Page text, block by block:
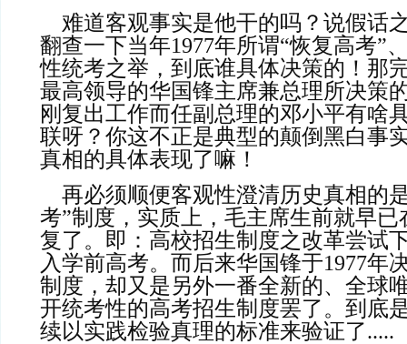
翻查一下当年1977年所谓“恢复高考”
性统考之举，到底谁具体决策的！那
最高领导的华国锋主席兼总理所决策
刚复出工作而任副总理的邓小平有啥
联呀？你这不正是典型的颠倒黑白事
真相的具体表现了嘛！
考”制度，实质上，毛主席生前就早已
复了。即：高校招生制度之改革尝试
入学前高考。而后来华国锋于1977年
制度，却又是另外一番全新的、全球
开统考性的高考招生制度罢了。到底
续以实践检验真理的标准来验证了.....